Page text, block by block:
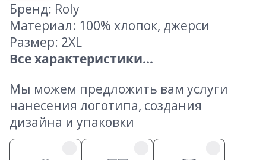
Бренд: Roly
Материал: 100% хлопок, джерси
Размер: 2XL
Все характеристики...
Мы можем предложить вам услуги
нанесения логотипа, создания
дизайна и упаковки